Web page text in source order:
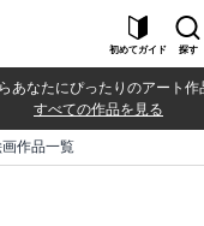
初めてガイド 探す
あなたにぴったりのアート作
すべての作品を見る
作品一覧